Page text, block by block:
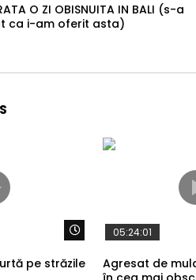
O ZI OBISNUITA IN BALI (s-a
ca i-am oferit asta)
Watch Later
pe străzile
05:24:01
Agresat de